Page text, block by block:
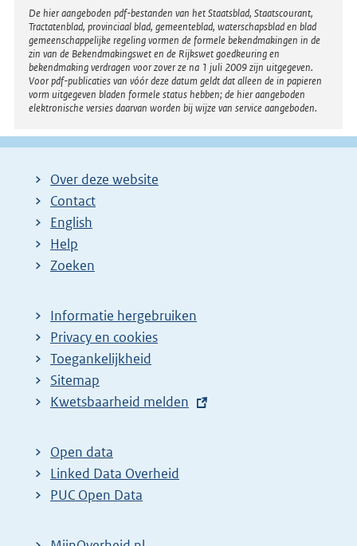
l
i
n
k
:
Disclaimer
De hier aangeboden pdf-bestanden van het Staatsblad, Staatscourant,
Tractatenblad, provinciaal blad, gemeenteblad, waterschapsblad en blad
gemeenschappelijke regeling vormen de formele bekendmakingen in de
zin van de Bekendmakingswet en de Rijkswet goedkeuring en
bekendmaking verdragen voor zover ze na 1 juli 2009 zijn uitgegeven.
Voor pdf-publicaties van vóór deze datum geldt dat alleen de in papieren
vorm uitgegeven bladen formele status hebben; de hier aangeboden
elektronische versies daarvan worden bij wijze van service aangeboden.
Over deze website
Contact
English
Help
Zoeken
Informatie hergebruiken
Privacy en cookies
Toegankelijkheid
Sitemap
E
t
e
r
Kwetsbaarheid melden
Open data
Linked Data Overheid
PUC Open Data